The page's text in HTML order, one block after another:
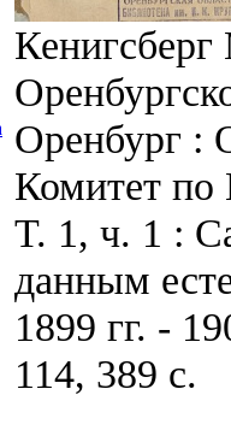
Оренбург :
Комитет по
Т. 1, ч. 1 :
данным
1899 гг. -
114, 389 с.